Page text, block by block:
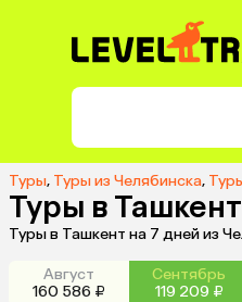
Туры, Туры из Челябинска,
Туры в
Туры в Ташкент на 7 дней из
Август
160 586 ₽
Сентябрь
119 209 ₽